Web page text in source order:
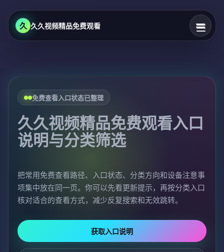
久 久久视频精品免费观看
免费查看入口状态已整理
久久视频精品免费观看入口
说明与分类筛选
把常用免费查看路径、入口状态、分类方向和设备注意事
项集中放在同一页。你可以先看更新提示，再按分类入口
核对适合的查看方式，减少反复搜索和无效跳转。
获取入口说明